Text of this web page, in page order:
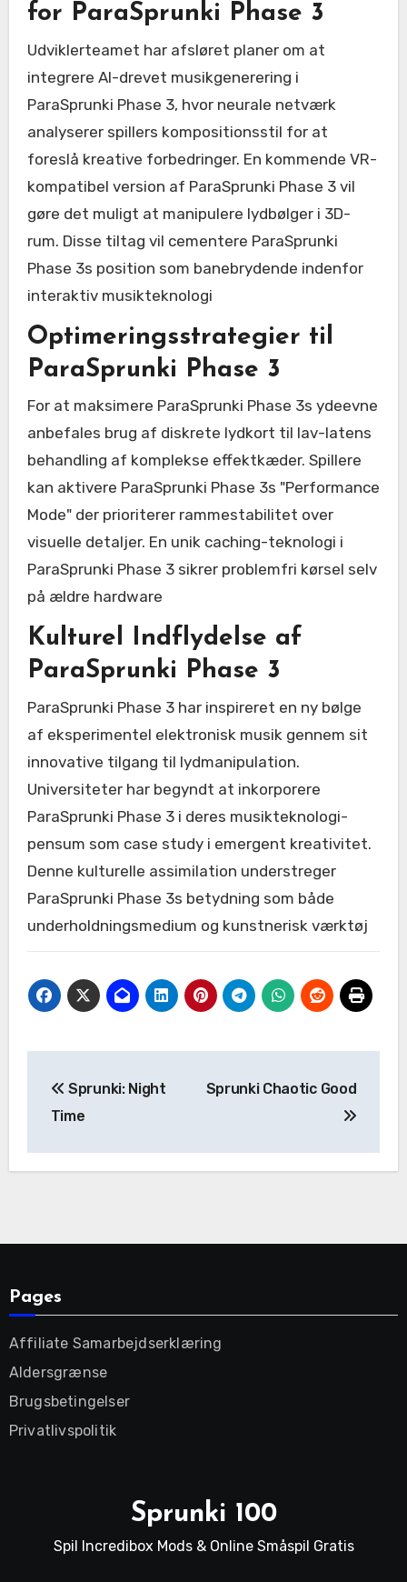
for ParaSprunki Phase 3
Udviklerteamet har afsløret planer om at
integrere AI-drevet musikgenerering i
ParaSprunki Phase 3, hvor neurale netværk
analyserer spillers kompositionsstil for at
foreslå kreative forbedringer. En kommende VR-
kompatibel version af ParaSprunki Phase 3 vil
gøre det muligt at manipulere lydbølger i 3D-
rum. Disse tiltag vil cementere ParaSprunki
Phase 3s position som banebrydende indenfor
interaktiv musikteknologi
Optimeringsstrategier til
ParaSprunki Phase 3
For at maksimere ParaSprunki Phase 3s ydeevne
anbefales brug af diskrete lydkort til lav-latens
behandling af komplekse effektkæder. Spillere
kan aktivere ParaSprunki Phase 3s "Performance
Mode" der prioriterer rammestabilitet over
visuelle detaljer. En unik caching-teknologi i
ParaSprunki Phase 3 sikrer problemfri kørsel selv
på ældre hardware
Kulturel Indflydelse af
ParaSprunki Phase 3
ParaSprunki Phase 3 har inspireret en ny bølge
af eksperimentel elektronisk musik gennem sit
innovative tilgang til lydmanipulation.
Universiteter har begyndt at inkorporere
ParaSprunki Phase 3 i deres musikteknologi-
pensum som case study i emergent kreativitet.
Denne kulturelle assimilation understreger
ParaSprunki Phase 3s betydning som både
underholdningsmedium og kunstnerisk værktøj
navigation
Sprunki: Night
Time
Sprunki Chaotic Good
Pages
Affiliate Samarbejdserklæring
Aldersgrænse
Brugsbetingelser
Privatlivspolitik
Sprunki 100
Spil Incredibox Mods & Online Småspil Gratis